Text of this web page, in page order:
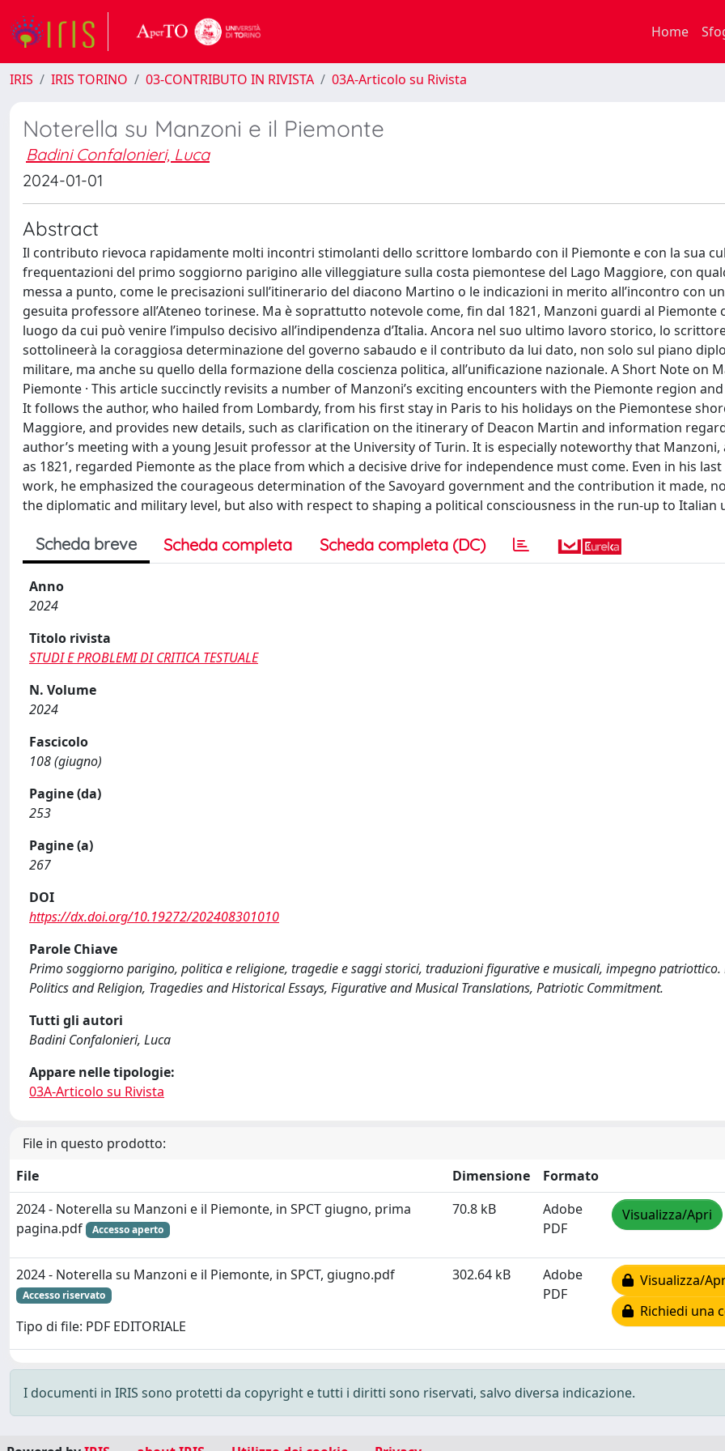
Home
IRIS IRIS TORINO 03-CONTRIBUTO IN RIVISTA 03A-Articolo su Rivista
Noterella su Manzoni e il Piemonte
Badini Confalonieri, Luca
2024-01-01
Abstract
Il contributo rievoca rapidamente molti incontri stimolanti dello scrittore lombardo con il Piemonte e con la sua
frequentazioni del primo soggiorno parigino alle villeggiature sulla costa piemontese del Lago Maggiore, con
messa a punto, come le precisazioni sull’itinerario del diacono Martino o le indicazioni in merito all’incontro con
gesuita professore all’Ateneo torinese. Ma è soprattutto notevole come, fin dal 1821, Manzoni guardi al Piemonte
luogo da cui può venire l’impulso decisivo all’indipendenza d’Italia. Ancora nel suo ultimo lavoro storico, lo
sottolineerà la coraggiosa determinazione del governo sabaudo e il contributo da lui dato, non solo sul piano
militare, ma anche su quello della formazione della coscienza politica, all’unificazione nazionale. A Short Note on
Piemonte · This article succinctly revisits a number of Manzoni’s exciting encounters with the Piemonte region
It follows the author, who hailed from Lombardy, from his first stay in Paris to his holidays on the Piemontese
Maggiore, and provides new details, such as clarification on the itinerary of Deacon Martin and information
author’s meeting with a young Jesuit professor at the University of Turin. It is especially noteworthy that Manzoni,
as 1821, regarded Piemonte as the place from which a decisive drive for independence must come. Even in his
work, he emphasized the courageous determination of the Savoyard government and the contribution it made,
the diplomatic and military level, but also with respect to shaping a political consciousness in the run-up to Italian
Scheda breve Scheda completa Scheda completa (DC)
Anno
2024
Titolo rivista
STUDI E PROBLEMI DI CRITICA TESTUALE
N. Volume
2024
Fascicolo
108 (giugno)
Pagine (da)
253
Pagine (a)
267
DOI
https://dx.doi.org/10.19272/202408301010
Parole Chiave
Primo soggiorno parigino, politica e religione, tragedie e saggi storici, traduzioni figurative e musicali, impegno patriottico.
Politics and Religion, Tragedies and Historical Essays, Figurative and Musical Translations, Patriotic Commitment.
Tutti gli autori
Badini Confalonieri, Luca
Appare nelle tipologie:
03A-Articolo su Rivista
File in questo prodotto:
File
Dimensione
Formato
2024 - Noterella su Manzoni e il Piemonte, in SPCT giugno, prima
pagina.pdf
Accesso aperto
70.8 kB
Adobe
PDF
Visualizza/Apri
2024 - Noterella su Manzoni e il Piemonte, in SPCT, giugno.pdf
Accesso riservato
Tipo di file: PDF EDITORIALE
302.64 kB
Adobe
PDF
Visualizza/
Richiedi una
I documenti in IRIS sono protetti da copyright e tutti i diritti sono riservati, salvo diversa indicazione.